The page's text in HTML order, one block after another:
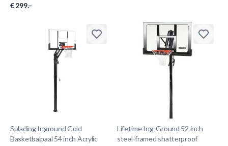
€ 299.–
Splading Inground Gold
Basketbalpaal 54 inch Acrylic
Lifetime Ing-Ground 52 inch
steel-framed shatterproof